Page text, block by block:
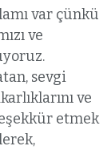
var çünkü
ve
sevgi
ve
etmek